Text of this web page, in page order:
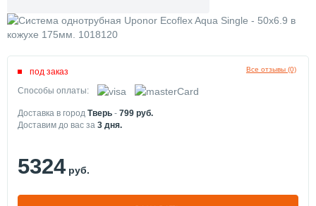
Все отзывы (0)
под заказ
Способы оплаты:
Доставка в город Тверь - 799 руб.
Доставим до вас за 3 дня.
5324 руб.